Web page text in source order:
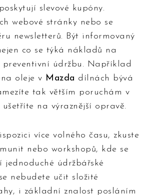
slevové kupóny.
webové stránky nebo se
newsletterů. Být informovaný
co se týká nákladů na
údržbu. Například
oleje v Mazda dílnách bývá
tak větším poruchám v
na výraznější opravě.
více volného času, zkuste
nebo workshopů, kde se
jednoduché údržbářské
nebudete učit složité
i základní znalost posláním